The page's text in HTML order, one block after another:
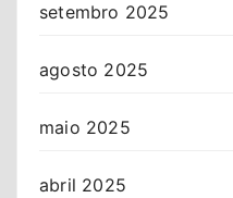
setembro 2025
agosto 2025
maio 2025
abril 2025